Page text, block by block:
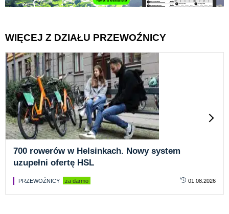
WIĘCEJ Z DZIAŁU PRZEWOŹNICY
700 rowerów w Helsinkach. Nowy system
uzupełni ofertę HSL
PRZEWOŹNICY za darmo 01.08.2026